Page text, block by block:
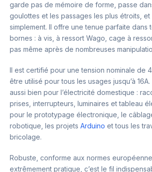
garde pas de mémoire de forme, passe
goulottes et les passages les plus étroits,
simplement. Il offre une tenue parfaite dans
bornes : à vis, à ressort Wago, cage à
pas même après de nombreuses
Il est certifié pour une tension nominale de
être utilisé pour tous les usages jusqu’à
aussi bien pour l’électricité domestique :
prises, interrupteurs, luminaires et tableau
pour le prototypage électronique, le
robotique, les projets Arduino et tous les
bricolage.
Robuste, conforme aux normes
extrêmement pratique, c’est le fil